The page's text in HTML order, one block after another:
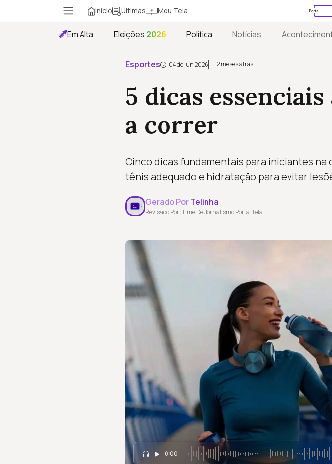
Início Últimas Meu Tela
Em Alta Eleições 2026 Política Notícias
Esportes 04 de jun 2026 2 meses atrás
5 dicas
a correr
Cinco dicas fundamentais para iniciantes
tênis adequado e hidratação para evitar
Gerado PorTelinha
Revisado Por: Time De Jornalismo Portal Tela
0:00